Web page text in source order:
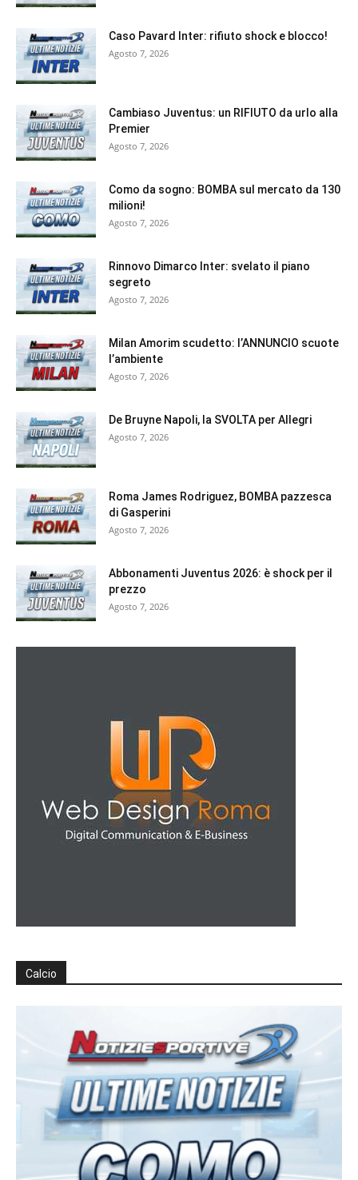
Caso Pavard Inter: rifiuto shock e blocco!
Agosto 7, 2026
Cambiaso Juventus: un RIFIUTO da urlo alla
Premier
Agosto 7, 2026
Como da sogno: BOMBA sul mercato da 130
milioni!
Agosto 7, 2026
Rinnovo Dimarco Inter: svelato il piano
segreto
Agosto 7, 2026
Milan Amorim scudetto: l’ANNUNCIO scuote
l’ambiente
Agosto 7, 2026
De Bruyne Napoli, la SVOLTA per Allegri
Agosto 7, 2026
Roma James Rodriguez, BOMBA pazzesca
di Gasperini
Agosto 7, 2026
Abbonamenti Juventus 2026: è shock per il
prezzo
Agosto 7, 2026
Calcio